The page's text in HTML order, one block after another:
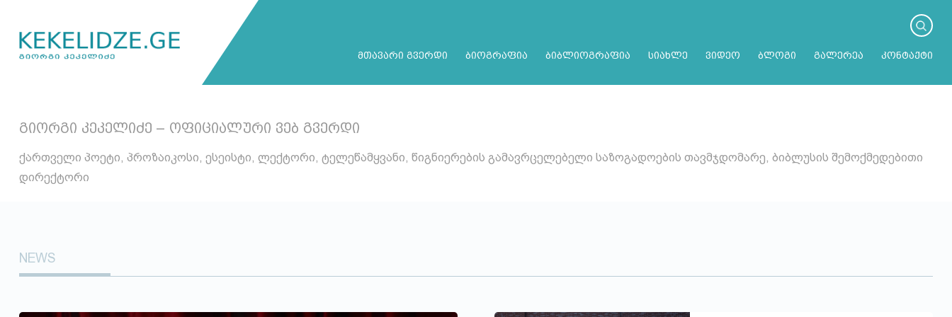
მთავარი გვერდი ბიოგრაფია ბიბლიოგრაფია სიახლე ვიდეო ბლოგი გალერეა კონტაქტი
გიორგი კეკელიძე – ოფიციალური ვებ გვერდი
ქართველი პოეტი, პროზაიკოსი, ესეისტი, ლექტორი, ტელეწამყვანი, წიგნიერების გამავრცელებელი საზოგადოების თავმჯდომარე, ბიბლუსის შემოქმედებითი
დირექტორი
NEWS